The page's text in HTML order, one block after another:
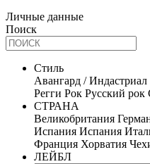
Личные данные
Поиск
Стиль
Авангард / Индастриал
Регги Рок Русский рок
СТРАНА
Великобритания
Испания Испания
Франция Хорватия
ЛЕЙБЛ